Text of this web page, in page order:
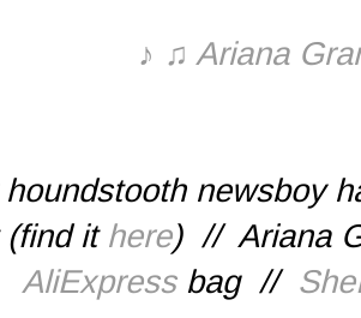
♪ ♫ Ariana
newsboy
(find it here) // Ariana
AliExpressbag //